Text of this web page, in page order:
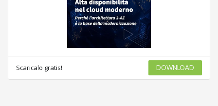
Scaricalo gratis! DOWNLOAD